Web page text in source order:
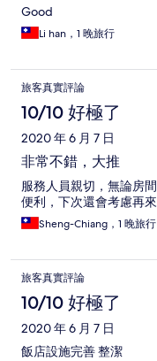
Good
Li han，1 晚旅行
旅客真實評論
10/10 好極了
2020 年 6 月 7 日
非常不錯，大推
服務人員親切，無論房
便利，下次還會考慮再
Sheng-Chiang，1 晚旅行
旅客真實評論
10/10 好極了
2020 年 6 月 7 日
飯店設施完善 整潔